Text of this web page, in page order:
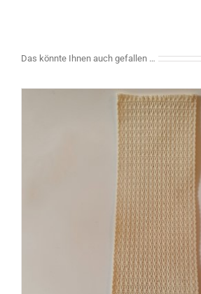
Das könnte Ihnen auch gefallen …